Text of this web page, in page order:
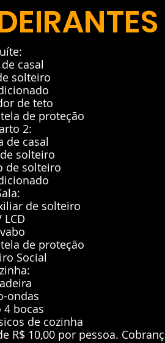
casal
solteiro
de teto
de proteção
2:
de casal
solteiro
de solteiro
de solteiro
LCD
de proteção
Social
ondas
4 bocas
de cozinha
10,00 por pessoa.